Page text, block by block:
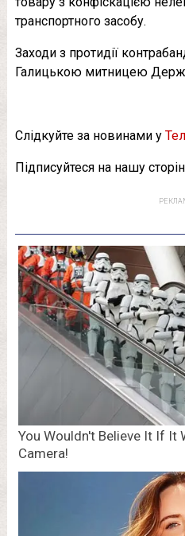
транспортного засобу.
Заходи з протидії
Галицькою митницею
Слідкуйте за новинами у
Підписуйтеся на нашу